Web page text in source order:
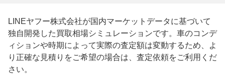
LINEヤフー株式会社が国内マーケットデータに基づいて
独自開発した買取相場シミュレーションです。車のコンデ
ィションや時期によって実際の査定額は変動するため、よ
り正確な見積りをご希望の場合は、査定依頼をご利用くだ
さい。